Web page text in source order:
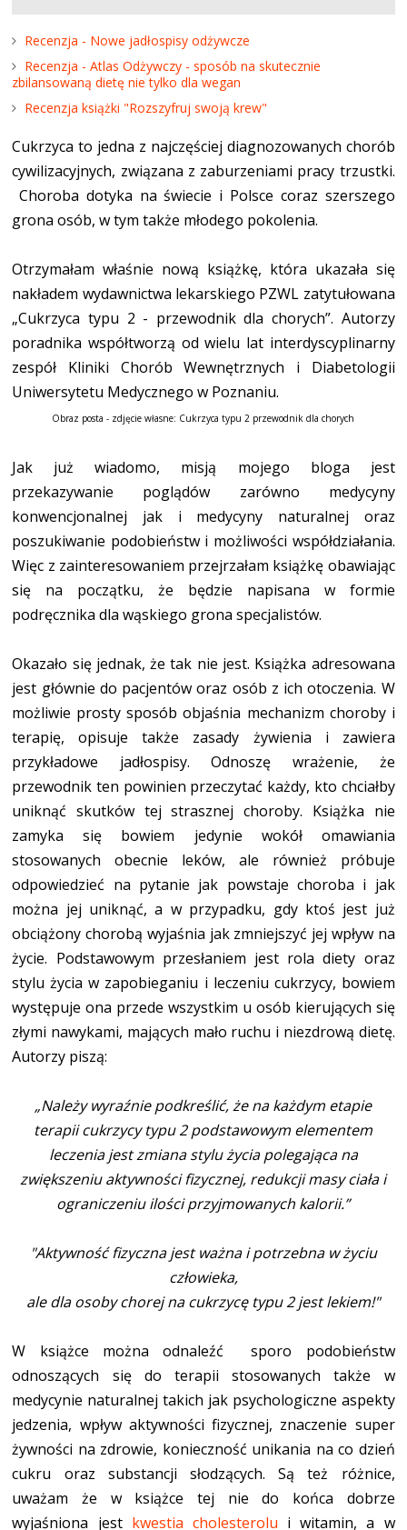
Recenzja - Nowe jadłospisy odżywcze
Recenzja - Atlas Odżywczy - sposób na skutecznie
zbilansowaną dietę nie tylko dla wegan
Recenzja książki "Rozszyfruj swoją krew"
Cukrzyca to jedna z najczęściej diagnozowanych chorób
cywilizacyjnych, związana z zaburzeniami pracy trzustki.
Choroba dotyka na świecie i Polsce coraz szerszego
grona osób, w tym także młodego pokolenia.
Otrzymałam właśnie nową książkę, która ukazała się
nakładem wydawnictwa lekarskiego PZWL zatytułowana
„Cukrzyca typu 2 - przewodnik dla chorych”. Autorzy
poradnika współtworzą od wielu lat interdyscyplinarny
zespół Kliniki Chorób Wewnętrznych i Diabetologii
Uniwersytetu Medycznego w Poznaniu.
Obraz posta - zdjęcie własne: Cukrzyca typu 2 przewodnik dla chorych
Jak już wiadomo, misją mojego bloga jest
przekazywanie poglądów zarówno medycyny
konwencjonalnej jak i medycyny naturalnej oraz
poszukiwanie podobieństw i możliwości współdziałania.
Więc z zainteresowaniem przejrzałam książkę obawiając
się na początku, że będzie napisana w formie
podręcznika dla wąskiego grona specjalistów.
Okazało się jednak, że tak nie jest. Książka adresowana
jest głównie do pacjentów oraz osób z ich otoczenia. W
możliwie prosty sposób objaśnia mechanizm choroby i
terapię, opisuje także zasady żywienia i zawiera
przykładowe jadłospisy. Odnoszę wrażenie, że
przewodnik ten powinien przeczytać każdy, kto chciałby
uniknąć skutków tej strasznej choroby. Książka nie
zamyka się bowiem jedynie wokół omawiania
stosowanych obecnie leków, ale również próbuje
odpowiedzieć na pytanie jak powstaje choroba i jak
można jej uniknąć, a w przypadku, gdy ktoś jest już
obciążony chorobą wyjaśnia jak zmniejszyć jej wpływ na
życie. Podstawowym przesłaniem jest rola diety oraz
stylu życia w zapobieganiu i leczeniu cukrzycy, bowiem
występuje ona przede wszystkim u osób kierujących się
złymi nawykami, mających mało ruchu i niezdrową dietę.
Autorzy piszą:
„Należy wyraźnie podkreślić, że na każdym etapie
terapii cukrzycy typu 2 podstawowym elementem
leczenia jest zmiana stylu życia polegająca na
zwiększeniu aktywności fizycznej, redukcji masy ciała i
ograniczeniu ilości przyjmowanych kalorii.”
"Aktywność fizyczna jest ważna i potrzebna w życiu
człowieka,
ale dla osoby chorej na cukrzycę typu 2 jest lekiem!"
W książce można odnaleźć sporo podobieństw
odnoszących się do terapii stosowanych także w
medycynie naturalnej takich jak psychologiczne aspekty
jedzenia, wpływ aktywności fizycznej, znaczenie super
żywności na zdrowie, konieczność unikania na co dzień
cukru oraz substancji słodzących. Są też różnice,
uważam że w książce tej nie do końca dobrze
wyjaśniona jest kwestia cholesterolu i witamin, a w